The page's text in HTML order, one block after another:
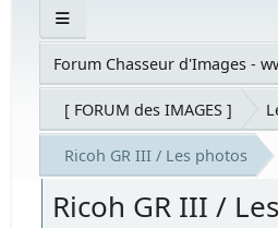
Forum Chasseur d'Images -
[ FORUM des IMAGES ]
Ricoh GR III / Les photos
Ricoh GR III /